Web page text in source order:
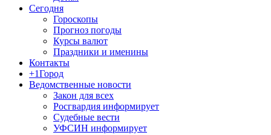
Сегодня
Гороскопы
Прогноз погоды
Курсы валют
Праздники и именины
Контакты
+1Город
Ведомственные новости
Закон для всех
Росгвардия информирует
Судебные вести
УФСИН информирует